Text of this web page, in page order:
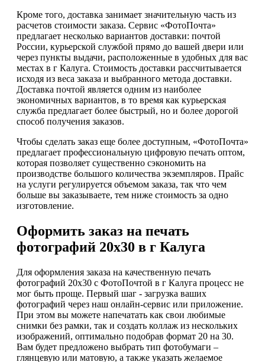
Кроме того, доставка занимает значительную часть из
расчетов стоимости заказа. Сервис «ФотоПочта»
предлагает несколько вариантов доставки: почтой
России, курьерской службой прямо до вашей двери или
через пункты выдачи, расположенные в удобных для вас
местах в г Калуга. Стоимость доставки рассчитывается
исходя из веса заказа и выбранного метода доставки.
Доставка почтой является одним из наиболее
экономичных вариантов, в то время как курьерская
служба предлагает более быстрый, но и более дорогой
способ получения заказов.
Чтобы сделать заказ еще более доступным, «ФотоПочта»
предлагает профессиональную цифровую печать оптом,
которая позволяет существенно сэкономить на
производстве большого количества экземпляров. Прайс
на услуги регулируется объемом заказа, так что чем
больше вы заказываете, тем ниже стоимость за одно
изготовление.
Оформить заказ на печать
фотографий 20х30 в г Калуга
Для оформления заказа на качественную печать
фотографий 20х30 с ФотоПочтой в г Калуга процесс не
мог быть проще. Первый шаг - загрузка ваших
фотографий через наш онлайн-сервис или приложение.
При этом вы можете напечатать как свои любимые
снимки без рамки, так и создать коллаж из нескольких
изображений, оптимально подобрав формат 20 на 30.
Вам будет предложено выбрать тип фотобумаги –
глянцевую или матовую, а также указать желаемое